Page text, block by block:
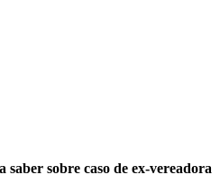
saber sobre caso de ex-vereadora